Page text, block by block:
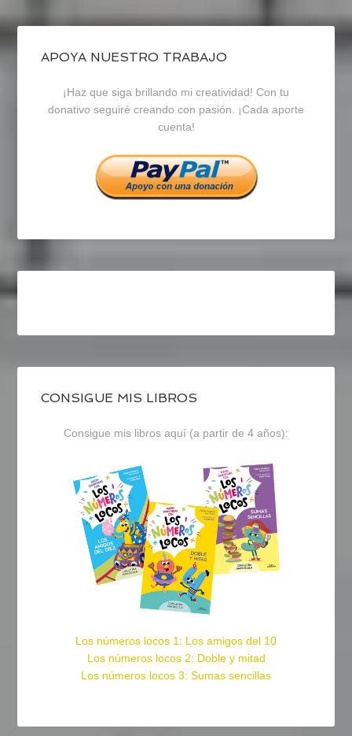
de
blogrecursosep
en
Facebook
de
recursosep
en
Twitter
de
recursosep
en
Instagram
APOYA NUESTRO TRABAJO
¡Haz que siga brillando mi creatividad! Con tu
donativo seguiré creando con pasión. ¡Cada aporte
cuenta!
CONSIGUE MIS LIBROS
Consigue mis libros aquí (a partir de 4 años):
Los números locos 1: Los amigos del 10
Los números locos 2: Doble y mitad
Los números locos 3: Sumas sencillas